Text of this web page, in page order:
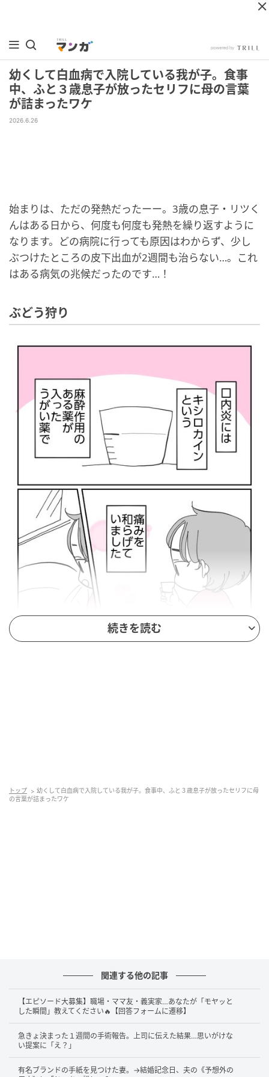
幼くして白血病で入院している我が子。食事
中、ふと３歳息子が放ったセリフに母の言葉
が詰まったワケ
2026.6.26
始まりは、ただの発熱だったーー。3歳の息子・リツく
んはある日から、何度も何度も発熱を繰り返すように
なります。どの病院に行っても原因はわからず、少し
ぶつけたところの皮下出血が2週間も治らない…。これ
はある病気の兆候だったのです…！
ぶどう狩り
続きを読む
トップ
幼くして白血病で入院している我が子。食事中、ふと３歳息子が放ったセリフに母
の言葉が詰まったワケ
関連する他の記事
【エピソード大募集】職場・ママ友・義実家…あなたが「モヤッと
した瞬間」教えてください🔥【回答フォームに遷移】
急きょ決まった１週間の手術報告。上司に伝えた結果…思いがけな
い提案に「え？」
有名ブランドの手紙を見つけた妻。→結婚記念日、夫の《予想外の